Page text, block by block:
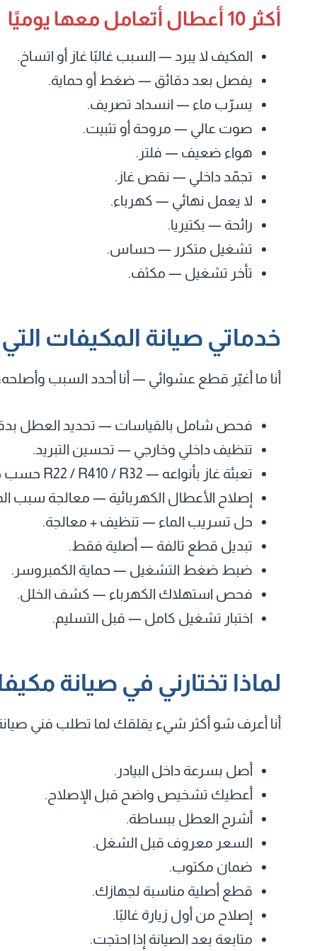
أكثر 10 أعطال أتعامل معها يوميًا
المكيف لا يبرد — السبب غالبًا غاز أو اتساخ.
يفصل بعد دقائق — ضغط أو حماية.
يسرّب ماء — انسداد تصريف.
صوت عالي — مروحة أو تثبيت.
هواء ضعيف — فلتر.
تجمّد داخلي — نقص غاز.
لا يعمل نهائي — كهرباء.
رائحة — بكتيريا.
تشغيل متكرر — حساس.
تأخر تشغيل — مكثف.
خدماتي صيانة المكيفات
أنا ما أغيّر قطع عشوائي — أنا أحدد السبب
فحص شامل بالقياسات — تحديد العطل
تنظيف داخلي وخارجي — تحسين التبريد.
تعبئة غاز بأنواعه — R22 / R410 / R32 حسب جهازك.
إصلاح الأعطال الكهربائية — معالجة سبب
حل تسريب الماء — تنظيف + معالجة.
تبديل قطع تالفة — أصلية فقط.
ضبط ضغط التشغيل — حماية الكمبروسر.
فحص استهلاك الكهرباء — كشف الخلل.
اختبار تشغيل كامل — قبل التسليم.
لماذا تختارني في صيانة
أنا أعرف شو أكثر شيء يقلقك لما تطلب فني
أصل بسرعة داخل البيادر.
أعطيك تشخيص واضح قبل الإصلاح.
أشرح العطل ببساطة.
السعر معروف قبل الشغل.
ضمان مكتوب.
قطع أصلية مناسبة لجهازك.
إصلاح من أول زيارة غالبًا.
متابعة بعد الصيانة إذا احتجت.